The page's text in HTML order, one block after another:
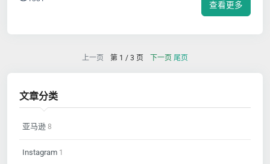
查看更多
上一页 第 1 / 3 页 下一页 尾页
文章分类
亚马逊 8
Instagram 1